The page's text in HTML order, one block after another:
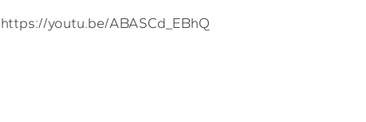
https://youtu.be/ABASCd_EBhQ